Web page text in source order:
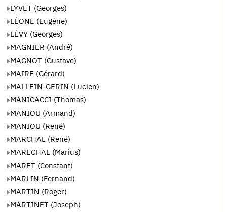
LYVET (Georges)
LÉONE (Eugène)
LÉVY (Georges)
MAGNIER (André)
MAGNOT (Gustave)
MAIRE (Gérard)
MALLEIN-GERIN (Lucien)
MANICACCI (Thomas)
MANIOU (Armand)
MANIOU (René)
MARCHAL (René)
MARECHAL (Marius)
MARET (Constant)
MARLIN (Fernand)
MARTIN (Roger)
MARTINET (Joseph)